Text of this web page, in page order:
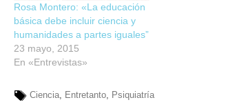
Rosa Montero: «La educación
básica debe incluir ciencia y
humanidades a partes iguales”
23 mayo, 2015
En «Entrevistas»
Ciencia, Entretanto, Psiquiatría